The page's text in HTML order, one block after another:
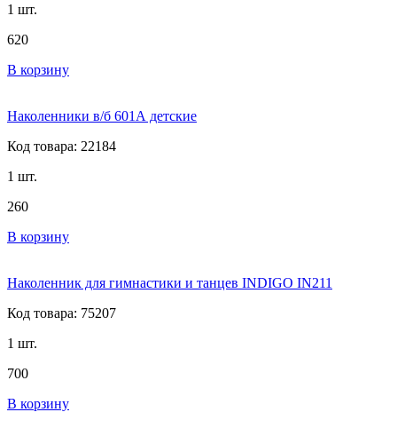
1 шт.
620
В корзину
Наколенники в/б 601А детские
Код товара: 22184
1 шт.
260
В корзину
Наколенник для гимнастики и танцев INDIGO IN211
Код товара: 75207
1 шт.
700
В корзину